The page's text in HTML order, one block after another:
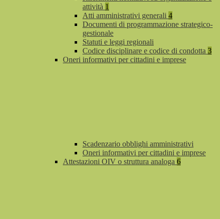
attività 1
Atti amministrativi generali 4
Documenti di programmazione strategico-
gestionale
Statuti e leggi regionali
Codice disciplinare e codice di condotta 3
Oneri informativi per cittadini e imprese
Scadenzario obblighi amministrativi
Oneri informativi per cittadini e imprese
Attestazioni OIV o struttura analoga 6